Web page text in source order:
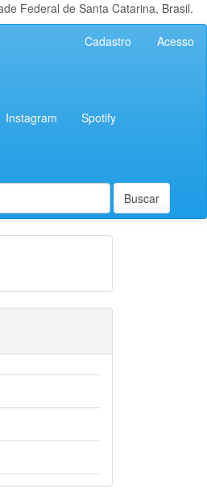
Federal de Santa Catarina, Brasil.
Cadastro Acesso
Instagram Spotify
Buscar